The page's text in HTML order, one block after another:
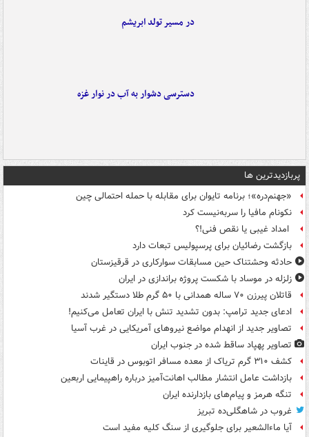
در مسیر تولد ابریشم
دسترسی دشوار به آب در نوار غزه
پربازدیدترین ها
«جهنم‌دره»؛ برنامه تایوان برای مقابله با حمله احتمالی چین
نکونام مافیا را سربه‌نیست کرد
امداد غیبی یا نقص فنی!؟
بازگشت رضائیان برای پرسپولیس تبعات دارد
حادثه وحشتناک حین مسابقات سوارکاری در قرقیزستان
زلزله در موساد با شکست پروژه براندازی در ایران
قاتلان پیرزن ۷۰ ساله همدانی با ۵۰ گرم طلا دستگیر شدند
ادعای جدید ترامپ: بدون تشدید تنش با ایران تعامل می‌کنیم!
تصاویر جدید از انهدام مواضع نیروهای آمریکایی در غرب آسیا
تصاویر پهپاد ساقط شده در جنوب ایران
کشف ۳۱۰ گرم تریاک از معده مسافر اتوبوس در قاینات
بازداشت عامل انتشار مطالب اهانت‌آمیز درباره راهپیمایی اربعین
تنگه هرمز و پیام‌های بازدارنده ایران
غروب در شاهگلی‌ده تبریز
آیا ماءالشعیر برای جلوگیری از سنگ کلیه مفید است